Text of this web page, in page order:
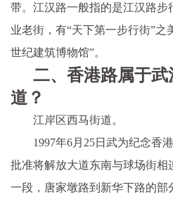
带。江汉路一般指的是江汉路
业老街，有“天下第一步行街”之
世纪建筑博物馆”。
二、香港路属于
道？
江岸区西马街道。
1997年6月25日武为纪念香
批准将解放大道东南与球场街相
一段，唐家墩路到新华下路的部